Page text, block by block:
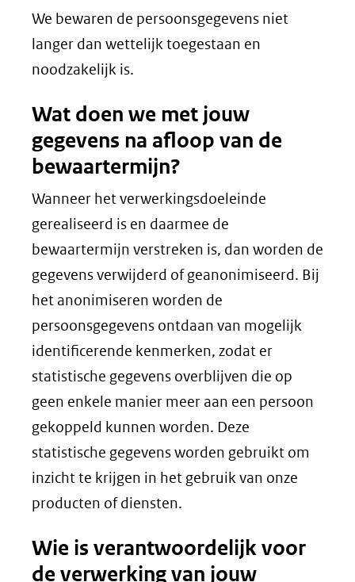
We bewaren de persoonsgegevens niet
langer dan wettelijk toegestaan en
noodzakelijk is.
Wat doen we met jouw
gegevens na afloop van de
bewaartermijn?
Wanneer het verwerkingsdoeleinde
gerealiseerd is en daarmee de
bewaartermijn verstreken is, dan worden de
gegevens verwijderd of geanonimiseerd. Bij
het anonimiseren worden de
persoonsgegevens ontdaan van mogelijk
identificerende kenmerken, zodat er
statistische gegevens overblijven die op
geen enkele manier meer aan een persoon
gekoppeld kunnen worden. Deze
statistische gegevens worden gebruikt om
inzicht te krijgen in het gebruik van onze
producten of diensten.
Wie is verantwoordelijk voor
de verwerking van jouw